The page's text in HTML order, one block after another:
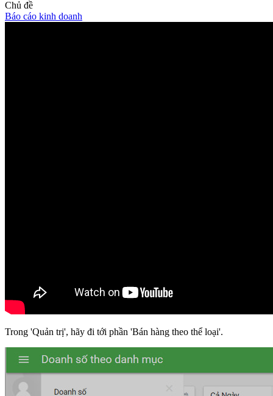
Chủ đề
Báo cáo kinh doanh
Trong 'Quản trị', hãy đi tới phần 'Bán hàng theo thể loại'.